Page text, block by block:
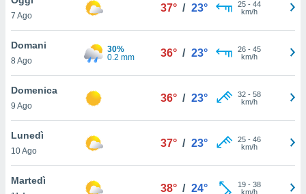
è
al sito
di
ci
di
il
un
7 Ago
37° / 23° 25- 44
km/h
Domani
8 Ago
30%
0.2 mm
36° / 23° 26- 45
km/h
Domenica
9 Ago
36° / 23° 32- 58
km/h
Lunedì
10 Ago
37° / 23° 25- 46
km/h
Martedì
38° / 24° 19- 38
km/h